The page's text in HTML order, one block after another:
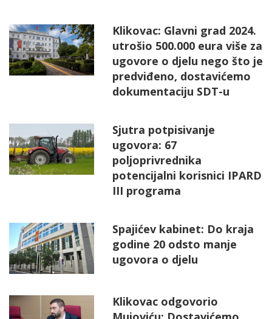
Klikovac: Glavni grad 2024.
utrošio 500.000 eura više za
ugovore o djelu nego što je
predviđeno, dostavićemo
dokumentaciju SDT-u
Sjutra potpisivanje
ugovora: 67
poljoprivrednika
potencijalni korisnici IPARD
III programa
Spajićev kabinet: Do kraja
godine 20 odsto manje
ugovora o djelu
Klikovac odgovorio